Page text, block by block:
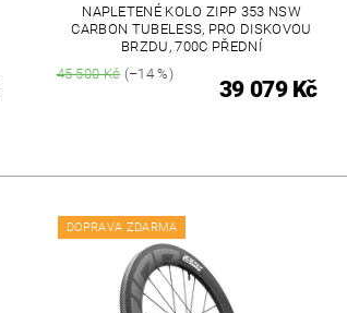
NAPLETENÉ KOLO ZIPP 353 NSW
CARBON TUBELESS, PRO DISKOVOU
BRZDU, 700C PŘEDNÍ
45 500 Kč(–14 %)
39 079 Kč
DOPRAVA ZDARMA